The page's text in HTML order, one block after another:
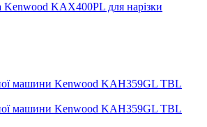
Kenwood KAX400PL для нарізки